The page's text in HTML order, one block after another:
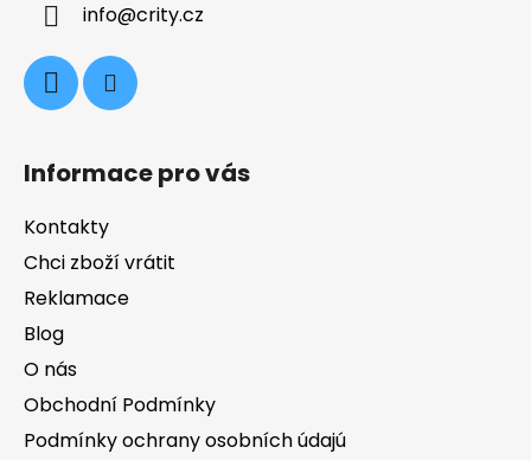
info@crity.cz
Informace pro vás
Kontakty
Chci zboží vrátit
Reklamace
Blog
O nás
Obchodní Podmínky
Podmínky ochrany osobních údajú